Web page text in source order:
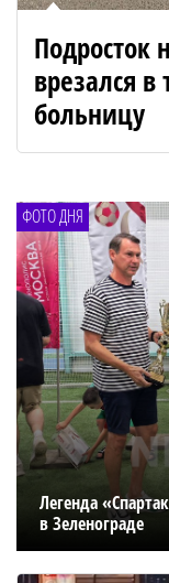
Подросток
врезался в
больницу
ФОТО ДНЯ
Легенда
в Зеленограде